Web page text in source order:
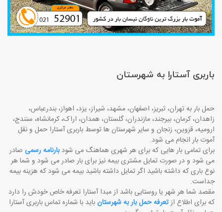
باربری آستارا به شهرستان
حمل بار به تهران، تبریز، اصفهان، مشهد، شیراز، یزد، اهواز، بندرعباس،
زاهدان، کرمان، بیرجند، مازندران، گلستان، همدان، اراک، کرمانشاه، سنندج،
ارومیه، قزوین، زنجان و سایر شهرستان ها توسط باربری آستارا حمل و نقل
آموت بار انجام می شود.
برای تمامی بار هایی که برای هر شهری هماهنگ می شودبارنامه رسمی صادر
می شود و در صورت تمایل مشتری بیمه نیز برای بار صادر می شود و شما هر
نوع باری که داشته باشید اگر تمایل داشته باشید بیمه می شود که هزینه بیمه
جداست.
مقصد شما هر شهر یا روستایی باشد از مبدا آستارا تعرفه خاص خودش را دارد
که برای اطلاع ازتعرفه حمل بار به شهرستانباید با شماره تماس باربری آستارا